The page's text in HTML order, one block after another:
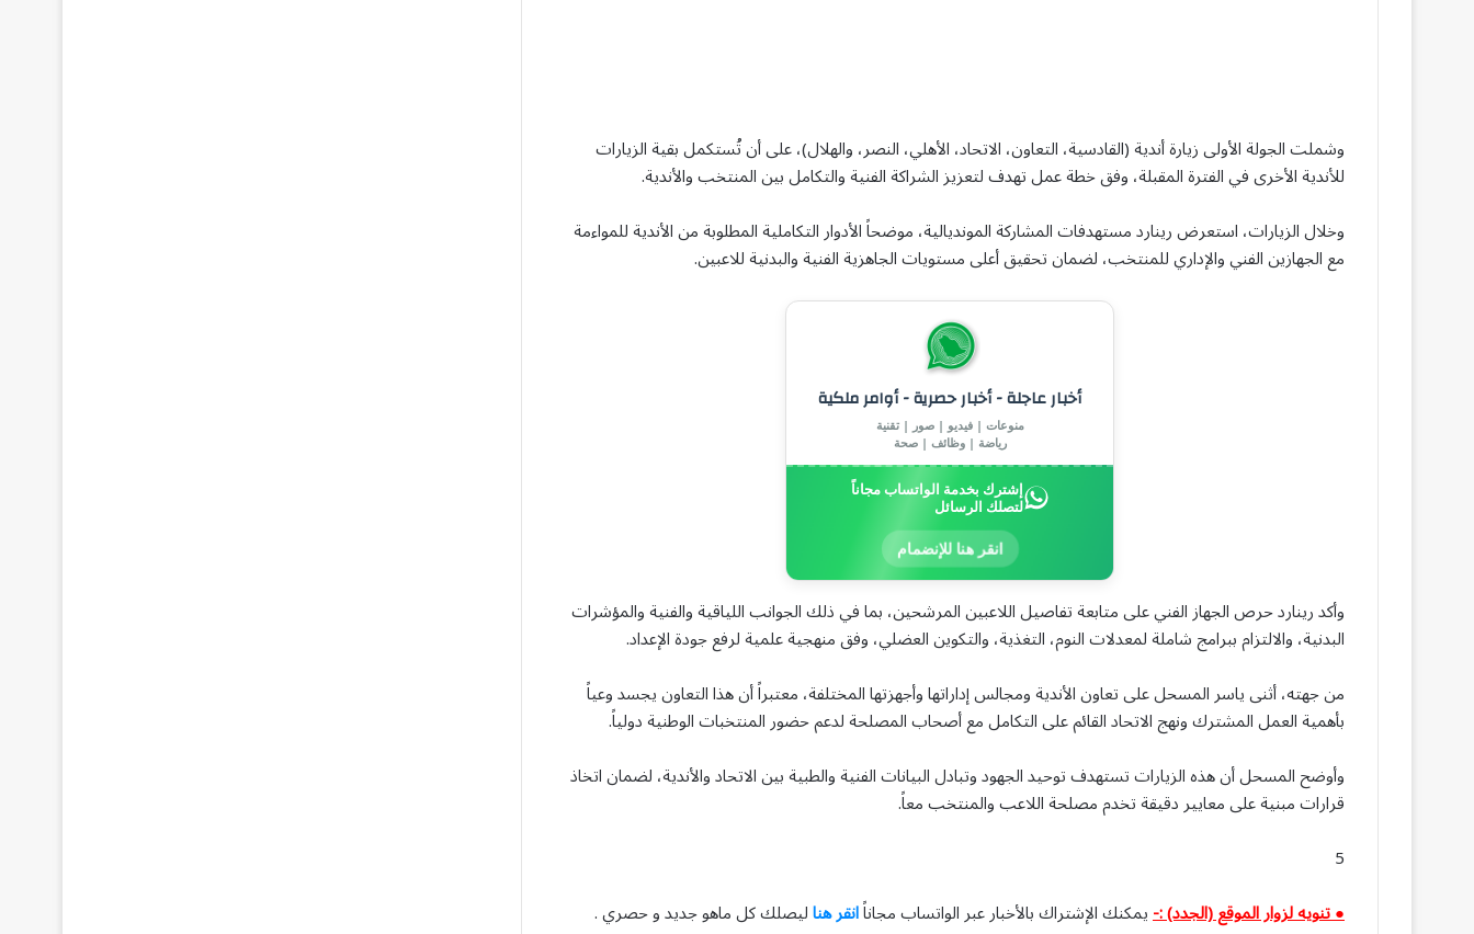
وشملت الجولة الأولى زيارة أندية (القادسية، التعاون، الاتحاد، الأهلي، النصر، والهلال)، على أن تُستكمل بقية الزيارات
للأندية الأخرى في الفترة المقبلة، وفق خطة عمل تهدف لتعزيز الشراكة الفنية والتكامل بين المنتخب والأندية.
وخلال الزيارات، استعرض رينارد مستهدفات المشاركة المونديالية، موضحاً الأدوار التكاملية المطلوبة من الأندية للمواءمة
مع الجهازين الفني والإداري للمنتخب، لضمان تحقيق أعلى مستويات الجاهزية الفنية والبدنية للاعبين.
أخبار عاجلة - أخبار حصرية - أوامر ملكية
منوعات | فيديو | صور | تقنية
رياضة | وظائف | صحة
إشترك بخدمة الواتساب مجاناً
لتصلك الرسائل
انقر هنا للإنضمام
وأكد رينارد حرص الجهاز الفني على متابعة تفاصيل اللاعبين المرشحين، بما في ذلك الجوانب اللياقية والفنية والمؤشرات
البدنية، والالتزام ببرامج شاملة لمعدلات النوم، التغذية، والتكوين العضلي، وفق منهجية علمية لرفع جودة الإعداد.
من جهته، أثنى ياسر المسحل على تعاون الأندية ومجالس إداراتها وأجهزتها المختلفة، معتبراً أن هذا التعاون يجسد وعياً
بأهمية العمل المشترك ونهج الاتحاد القائم على التكامل مع أصحاب المصلحة لدعم حضور المنتخبات الوطنية دولياً.
وأوضح المسحل أن هذه الزيارات تستهدف توحيد الجهود وتبادل البيانات الفنية والطبية بين الاتحاد والأندية، لضمان اتخاذ
قرارات مبنية على معايير دقيقة تخدم مصلحة اللاعب والمنتخب معاً.
5
● تنويه لزوار الموقع (الجدد) :-يمكنك الإشتراك بالأخبار عبر الواتساب مجاناًانقر هناليصلك كل ماهو جديد و حصري .